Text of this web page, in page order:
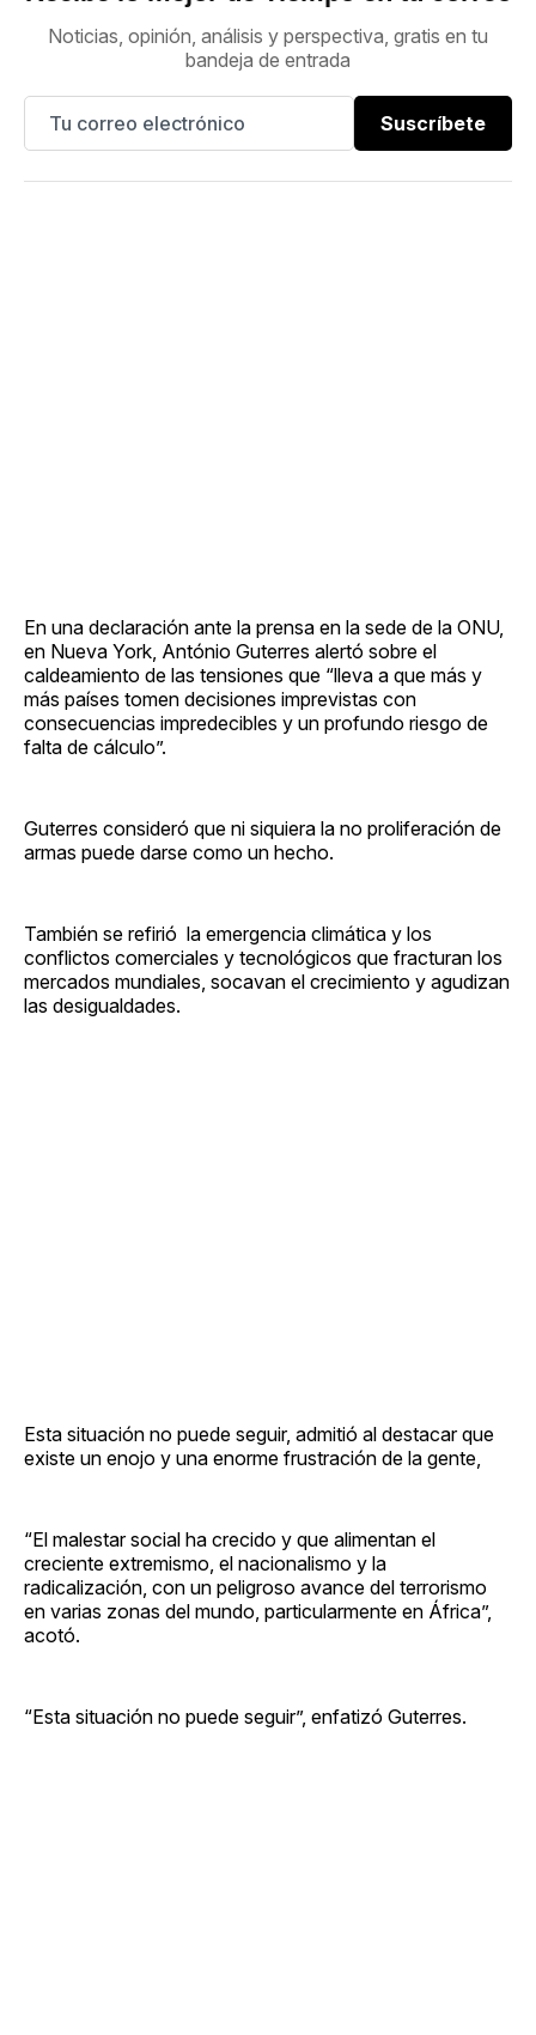
Noticias, opinión, análisis y perspectiva, gratis en tu
bandeja de entrada
Suscríbete
En una declaración ante la prensa en la sede de la ONU,
en Nueva York, António Guterres alertó sobre el
caldeamiento de las tensiones que “lleva a que más y
más países tomen decisiones imprevistas con
consecuencias impredecibles y un profundo riesgo de
falta de cálculo”.
Guterres consideró que ni siquiera la no proliferación de
armas puede darse como un hecho.
También se refirió la emergencia climática y los
conflictos comerciales y tecnológicos que fracturan los
mercados mundiales, socavan el crecimiento y agudizan
las desigualdades.
Esta situación no puede seguir, admitió al destacar que
existe un enojo y una enorme frustración de la gente,
“El malestar social ha crecido y que alimentan el
creciente extremismo, el nacionalismo y la
radicalización, con un peligroso avance del terrorismo
en varias zonas del mundo, particularmente en África”,
acotó.
“Esta situación no puede seguir”, enfatizó Guterres.